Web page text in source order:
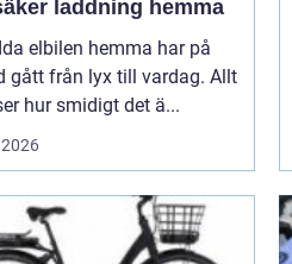
laddning hemma
elbilen hemma har på
gått från lyx till vardag. Allt
hur smidigt det ä...